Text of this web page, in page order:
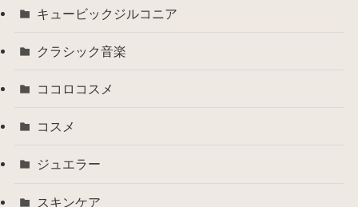
キュービックジルコニア
クラシック音楽
ココロコスメ
コスメ
ジュエラー
スキンケア